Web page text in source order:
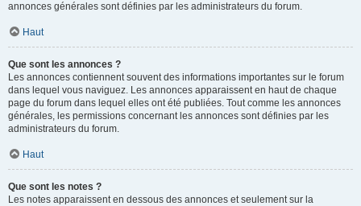
annonces générales sont définies par les administrateurs du forum.
Haut
Que sont les annonces ?
Les annonces contiennent souvent des informations importantes sur le forum
dans lequel vous naviguez. Les annonces apparaissent en haut de chaque
page du forum dans lequel elles ont été publiées. Tout comme les annonces
générales, les permissions concernant les annonces sont définies par les
administrateurs du forum.
Haut
Que sont les notes ?
Les notes apparaissent en dessous des annonces et seulement sur la